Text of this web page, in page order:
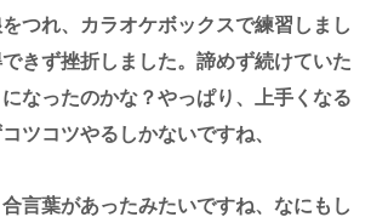
つれ、カラオケボックスで練習しまし
きず挫折しました。諦めず続けていた
なったのかな？やっぱり、上手くなる
ツコツやるしかないですね、
言葉があったみたいですね、なにもし